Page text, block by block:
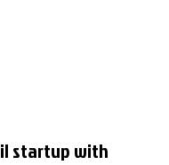
startup with